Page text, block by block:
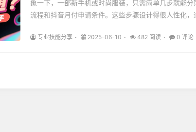
象一下，一部新手机或时尚服装，只需简单几步就能
流程和抖音月付申请条件。这些步骤设计得很人性化，
专业技能分享 2025-06-10 482 阅读 0 评论